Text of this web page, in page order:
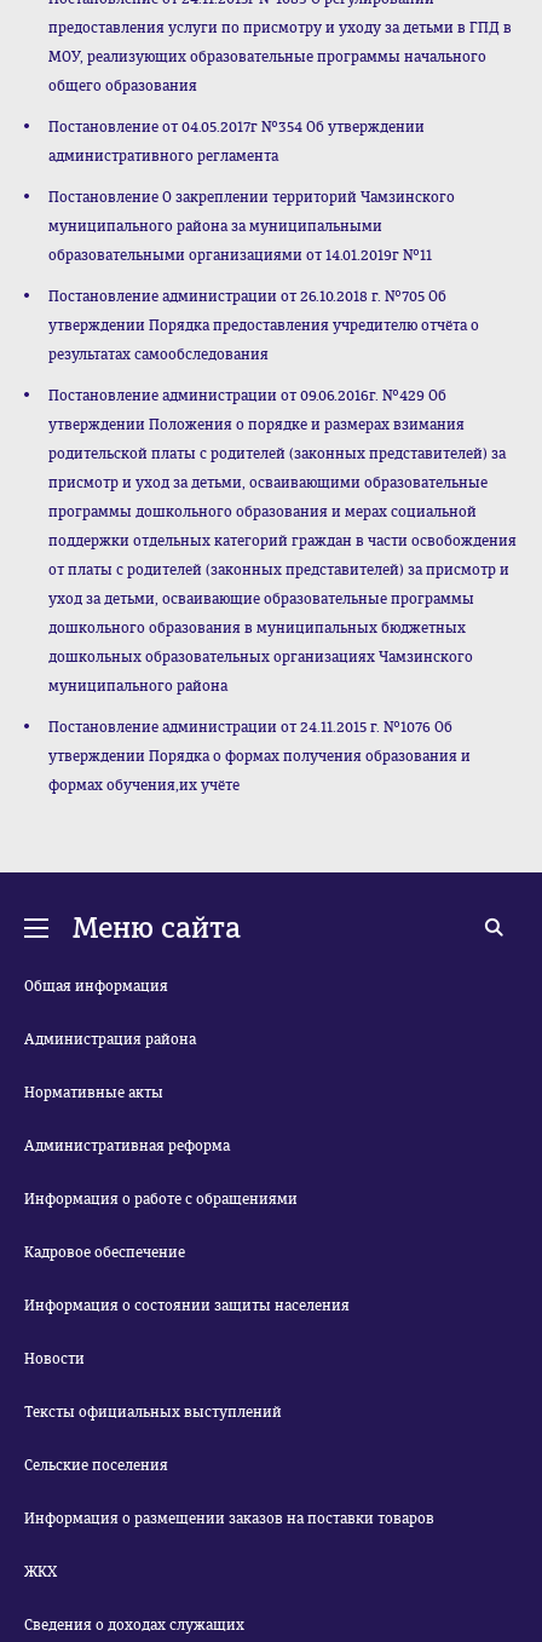
предоставления услуги по присмотру и уходу за детьми в ГПД в
МОУ, реализующих образовательные программы начального
общего образования
Постановление от 04.05.2017г №354 Об утверждении
административного регламента
Постановление О закреплении территорий Чамзинского
муниципального района за муниципальными
образовательными организациями от 14.01.2019г №11
Постановление администрации от 26.10.2018 г. №705 Об
утверждении Порядка предоставления учредителю отчёта о
результатах самообследования
Постановление администрации от 09.06.2016г. №429 Об
утверждении Положения о порядке и размерах взимания
родительской платы с родителей (законных представителей) за
присмотр и уход за детьми, осваивающими образовательные
программы дошкольного образования и мерах социальной
поддержки отдельных категорий граждан в части освобождения
от платы с родителей (законных представителей) за присмотр и
уход за детьми, осваивающие образовательные программы
дошкольного образования в муниципальных бюджетных
дошкольных образовательных организациях Чамзинского
муниципального района
Постановление администрации от 24.11.2015 г. №1076 Об
утверждении Порядка о формах получения образования и
формах обучения,их учёте
Меню сайта
Общая информация
Администрация района
Нормативные акты
Административная реформа
Информация о работе с обращениями
Кадровое обеспечение
Информация о состоянии защиты населения
Новости
Тексты официальных выступлений
Сельские поселения
Информация о размещении заказов на поставки товаров
ЖКХ
Сведения о доходах служащих